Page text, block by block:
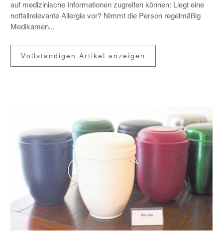
auf medi­zi­ni­sche Infor­ma­tionen zugreifen können: Liegt eine
notfall­re­le­vante Allergie vor? Nimmt die Person regel­mäßig
Medi­kamen...
Vollständigen Artikel anzeigen